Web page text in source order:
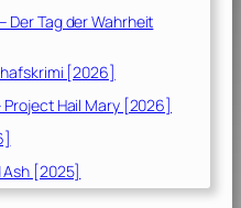
Der Tag der Wahrheit
[2026]
Project Hail Mary [2026]
Ash [2025]